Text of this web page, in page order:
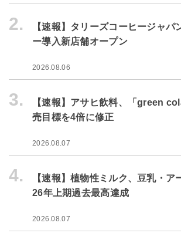
2.
【速報】タリーズコーヒージャパ
ー導入新店舗オープン
2026.08.06
3.
【速報】アサヒ飲料、「green
売目標を4倍に修正
2026.08.07
4.
【速報】植物性ミルク、豆乳・
26年上期過去最高達成
2026.08.07